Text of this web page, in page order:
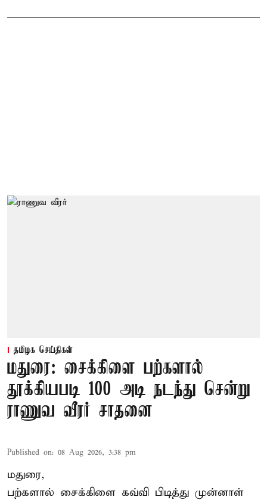
தமிழக செய்திகள்
மதுரை: சைக்கிளை பற்களால்
தூக்கியபடி 100 அடி நடந்து சென்று
ராணுவ வீரர் சாதனை
Published on: 08 Aug 2026, 3:38 pm
மதுரை,
பற்களால் சைக்கிளை கவ்வி பிடித்து முன்னாள்